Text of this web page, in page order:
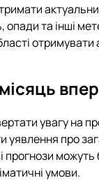
опади та інші
увагу на
про
прогнози
умови.